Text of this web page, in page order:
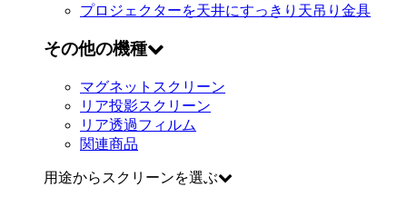
プロジェクターを天井にすっきり 天吊り金具
その他の機種
マグネットスクリーン
リア投影スクリーン
リア透過フィルム
関連商品
用途からスクリーンを選ぶ